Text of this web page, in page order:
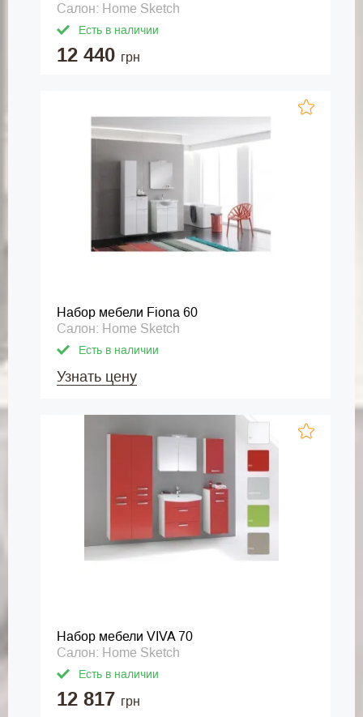
Салон: Home Sketch
Есть в наличии
12 440 грн
Набор мебели Fiona 60
Салон: Home Sketch
Есть в наличии
Узнать цену
Набор мебели VIVA 70
Салон: Home Sketch
Есть в наличии
12 817 грн